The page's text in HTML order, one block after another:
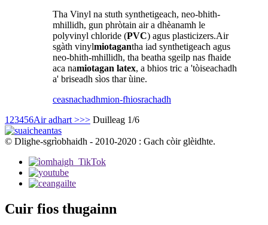
Tha Vinyl na stuth synthetigeach, neo-bhith-
mhillidh, gun phròtain air a dhèanamh le
polyvinyl chloride (PVC) agus plasticizers.Air
sgàth vinylmiotagantha iad synthetigeach agus
neo-bhith-mhillidh, tha beatha sgeilp nas fhaide
aca namiotagan latex, a bhios tric a 'tòiseachadh
a' briseadh sìos thar ùine.
ceasnachadhmion-fhiosrachadh
123456Air adhart >>> Duilleag 1/6
© Dlighe-sgrìobhaidh - 2010-2020 : Gach còir glèidhte.
Cuir fios thugainn